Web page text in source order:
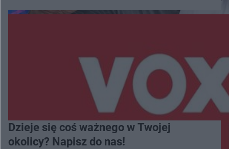
Dzieje się coś ważnego w Twojej
okolicy? Napisz do nas!